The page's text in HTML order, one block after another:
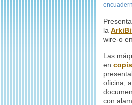
la
wire-o
Las
en
oficina,
con